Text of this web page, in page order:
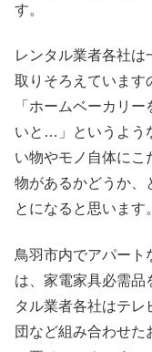
す。
レンタル業者各社
取りそろえています
「ホームベーカリ
いと…」というよう
い物やモノ自体にこ
物があるかどうか、
とになると思います。
鳥羽市内でアパート
は、家電家具必需品
タル業者各社はテ
団など組み合わせ